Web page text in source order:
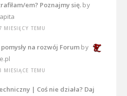
em? Poznajmy się.by
MIESIĘCY TEMU
na rozwój Forumby
MIESIĄCE TEMU
| Coś nie działa? Daj